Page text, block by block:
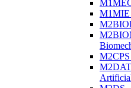
M1MIE